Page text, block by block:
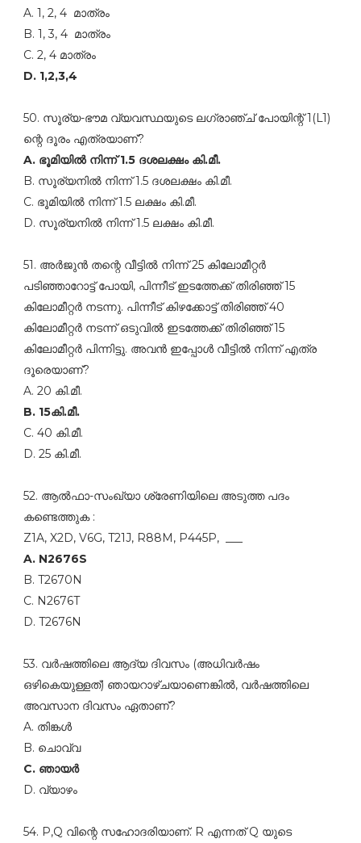
A. 1, 2, 4 മാത്രം
B. 1, 3, 4 മാത്രം
C. 2, 4 മാത്രം
D. 1,2,3,4
50. സൂര്യ-ഭൗമ വ്യവസ്ഥയുടെ ലഗ്രാഞ്ച്‌ പോയിന്റ്‌ 1(L1)
ന്റെ ദൂരം എത്രയാണ്‌?
A. ഭൂമിയില്‍ നിന്ന്‌ 1.5 ദശലക്ഷം കി.മീ.
B. സൂര്യനില്‍ നിന്ന്‌ 1.5 ദശലക്ഷം കി.മീ.
C. ഭൂമിയില്‍ നിന്ന്‌ 1.5 ലക്ഷം കി.മീ.
D. സൂര്യനില്‍ നിന്ന്‌ 1.5 ലക്ഷം കി.മീ.
51. അര്‍ജുന്‍ തന്റെ വീട്ടില്‍ നിന്ന്‌ 25 കിലോമീറ്റര്‍
പടിഞ്ഞാറോട്ട്‌ പോയി, പിന്നീട്‌ ഇടത്തേക്ക്‌ തിരിഞ്ഞ്‌ 15
കിലോമീറ്റര്‍ നടന്നു. പിന്നീട്‌ കിഴക്കോട്ട്‌ തിരിഞ്ഞ്‌ 40
കിലോമീറ്റര്‍ നടന്ന്‌ ഒടുവില്‍ ഇടത്തേക്ക്‌ തിരിഞ്ഞ്‌ 15
കിലോമീറ്റര്‍ പിന്നിട്ടു. അവന്‍ ഇപ്പോള്‍ വീട്ടില്‍ നിന്ന്‌ എത്ര
ദൂരെയാണ്‌?
A. 20 കി.മീ.
B. 15കി.മീ.
C. 40 കി.മീ.
D. 25 കി.മീ.
52. ആല്‍ഫാ-സംഖ്യാ ശ്രേണിയിലെ അടുത്ത പദം
കണ്ടെത്തുക :
Z1A, X2D, V6G, T21J, R88M, P445P, ___
A. N2676S
B. T2670N
C. N2676T
D. T2676N
53. വര്‍ഷത്തിലെ ആദ്യ ദിവസം (അധിവര്‍ഷം
ഒഴികെയുള്ളത്‌) ഞായറാഴ്ചയാണെങ്കില്‍, വര്‍ഷത്തിലെ
അവസാന ദിവസം ഏതാണ്‌?
A. തിങ്കള്‍
B. ചൊവ്വ
C. ഞായര്‍
D. വ്യാഴം
54. P,Q വിന്റെ സഹോദരിയാണ്‌. R എന്നത്‌ Q യുടെ